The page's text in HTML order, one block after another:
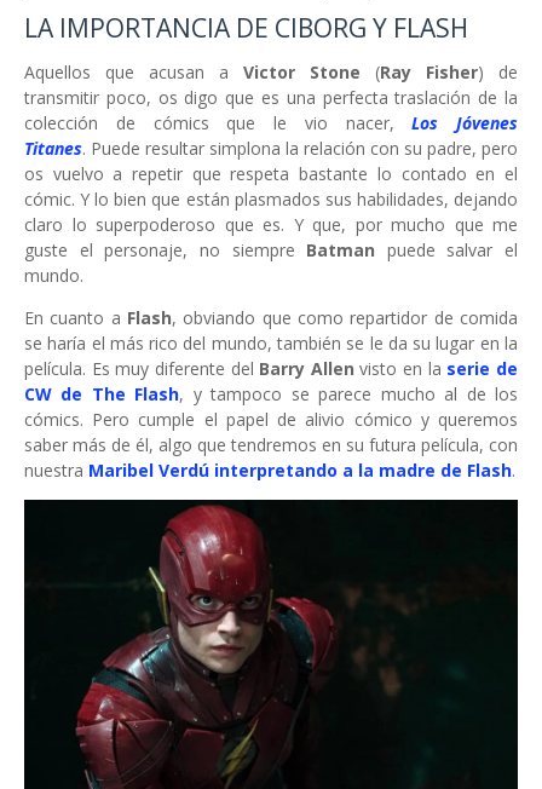
LA IMPORTANCIA DE CIBORG Y FLASH
Aquellos que acusan a Victor Stone (Ray Fisher) de
transmitir poco, os digo que es una perfecta traslación de la
colección de cómics que le vio nacer,Los Jóvenes
Titanes. Puede resultar simplona la relación con su padre, pero
os vuelvo a repetir que respeta bastante lo contado en el
cómic. Y lo bien que están plasmados sus habilidades, dejando
claro lo superpoderoso que es. Y que, por mucho que me
guste el personaje, no siempre Batman puede salvar el
mundo.
En cuanto a Flash, obviando que como repartidor de comida
se haría el más rico del mundo, también se le da su lugar en la
película. Es muy diferente del Barry Allen visto en la serie de
CW de The Flash, y tampoco se parece mucho al de los
cómics. Pero cumple el papel de alivio cómico y queremos
saber más de él, algo que tendremos en su futura película, con
nuestra Maribel Verdú interpretando a la madre de Flash.